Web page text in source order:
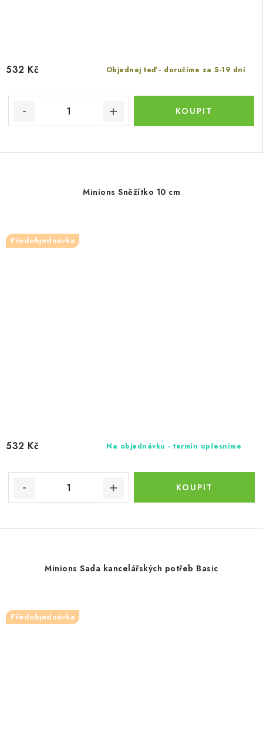
Objednej teď - doručíme za 5-19 dní
532 Kč
Minions Sněžítko 10 cm
Předobjednávka
Na objednávku - termín upřesníme
532 Kč
Minions Sada kancelářských potřeb Basic
Předobjednávka